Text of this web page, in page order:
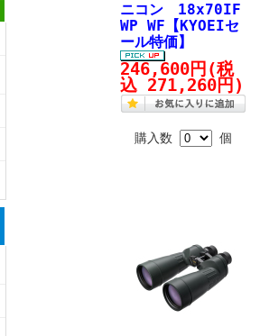
ニコン 18x70IF
WP WF【KYOEIセ
ール特価】
246,600円 (税
込 271,260円)
購入数 個